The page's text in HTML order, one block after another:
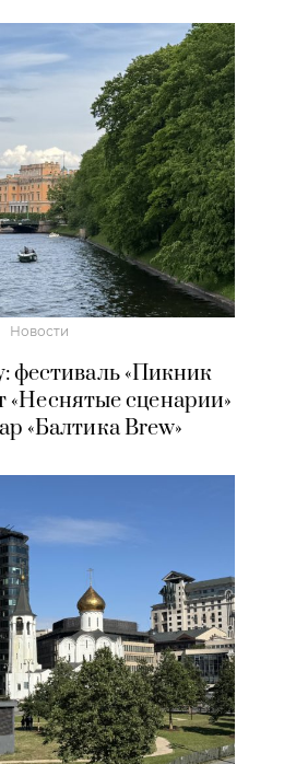
Новости
фестиваль «Пикник
«Неснятые сценарии»
«Балтика Brew»